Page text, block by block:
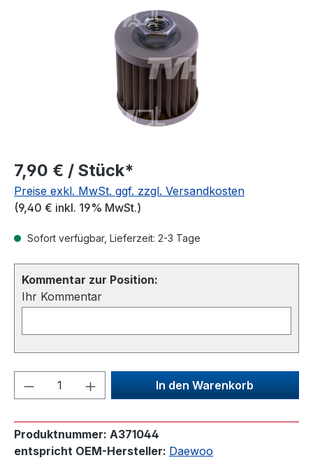
7,90 € / Stück*
Preise exkl. MwSt. ggf. zzgl. Versandkosten
(9,40 € inkl. 19% MwSt.)
Sofort verfügbar, Lieferzeit: 2-3 Tage
Kommentar zur Position:
Ihr Kommentar
Produkt Anzahl: Gib denIn den Warenkorb
Produktnummer: A371044
entspricht OEM-Hersteller: Daewoo